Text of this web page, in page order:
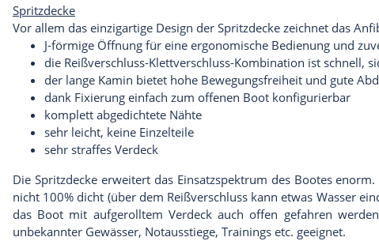
Spritzdecke
Vor allem das einzigartige Design der Spritzdecke zeichnet das
J-förmige Öffnung für eine ergonomische Bedienung und
die Reißverschluss-Klettverschluss-Kombination ist schnell,
der lange Kamin bietet hohe Bewegungsfreiheit und gute
dank Fixierung einfach zum offenen Boot konfigurierbar
komplett abgedichtete Nähte
sehr leicht, keine Einzelteile
sehr straffes Verdeck
Die Spritzdecke erweitert das Einsatzspektrum des Bootes
nicht 100% dicht (über dem Reißverschluss kann etwas Wasser
das Boot mit aufgerolltem Verdeck auch offen gefahren
unbekannter Gewässer, Notausstiege, Trainings etc. geeignet.